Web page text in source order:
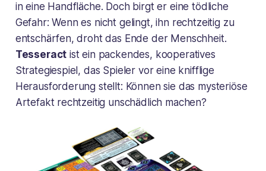
in eine Handfläche. Doch birgt er eine tödliche
Gefahr: Wenn es nicht gelingt, ihn rechtzeitig zu
entschärfen, droht das Ende der Menschheit.
Tesseract ist ein packendes, kooperatives
Strategiespiel, das Spieler vor eine knifflige
Herausforderung stellt: Können sie das mysteriöse
Artefakt rechtzeitig unschädlich machen?